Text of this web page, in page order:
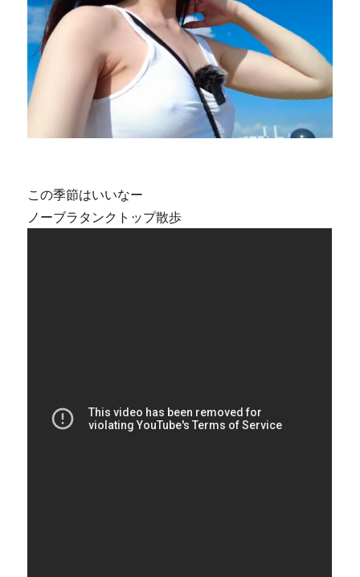
この季節はいいなー
ノーブラタンクトップ散歩